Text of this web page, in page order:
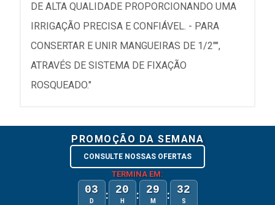
DE ALTA QUALIDADE PROPORCIONANDO UMA
IRRIGAÇÃO PRECISA E CONFIÁVEL. - PARA
CONSERTAR E UNIR MANGUEIRAS DE 1/2"",
ATRAVÉS DE SISTEMA DE FIXAÇÃO
ROSQUEADO."
PROMOÇÃO DA SEMANA
CONSULTE NOSSAS OFERTAS
TERMINA EM:
03
D : 20
H : 29
M : 31
S